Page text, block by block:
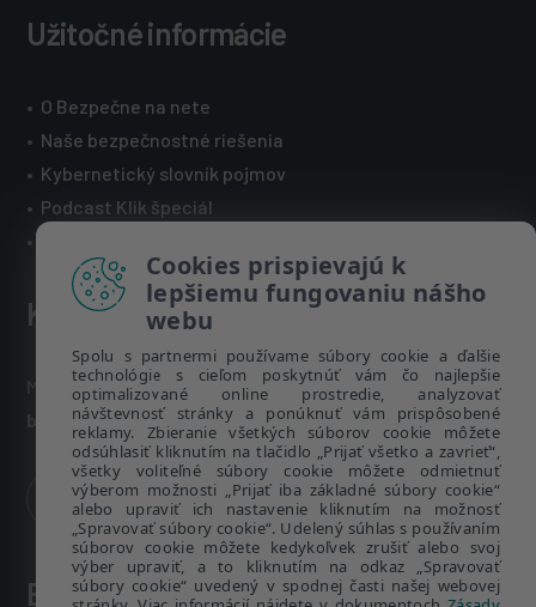
Užitočné informácie
• O Bezpečne na nete
• Naše bezpečnostné riešenia
• Kybernetický slovník pojmov
• Podcast Klik špeciál
•
Kontakt
Máte nezodpovedané otázky? Napíšte nám:
bezpecnenanete@eset.sk
ESET zákaznícka zóna
Cookies prispievajú k
lepšiemu fungovaniu nášho
webu
Spolu s partnermi používame súbory cookie a ďalšie
technológie s cieľom poskytnúť vám čo najlepšie
optimalizované online prostredie, analyzovať
návštevnosť stránky a ponúknuť vám prispôsobené
reklamy. Zbieranie všetkých súborov cookie môžete
odsúhlasiť kliknutím na tlačidlo „Prijať všetko a zavrieť“,
všetky voliteľné súbory cookie môžete odmietnuť
výberom možnosti „Prijať iba základné súbory cookie“
alebo upraviť ich nastavenie kliknutím na možnosť
„Spravovať súbory cookie“. Udelený súhlas s používaním
súborov cookie môžete kedykoľvek zrušiť alebo svoj
výber upraviť, a to kliknutím na odkaz „Spravovať
súbory cookie“ uvedený v spodnej časti našej webovej